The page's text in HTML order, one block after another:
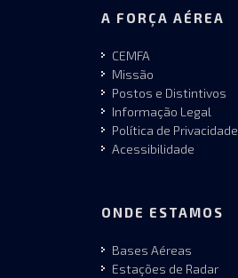
A FORÇA AÉREA
CEMFA
Missão
Postos e Distintivos
Informação Legal
Política de Privacidade
Acessibilidade
ONDE ESTAMOS
Bases Aéreas
Estações de Radar